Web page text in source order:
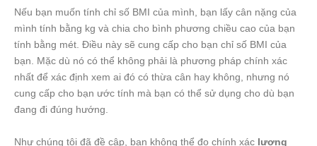
Nếu bạn muốn tính chỉ số BMI của mình, bạn lấy cân nặng của
mình tính bằng kg và chia cho bình phương chiều cao của bạn
tính bằng mét. Điều này sẽ cung cấp cho bạn chỉ số BMI của
bạn. Mặc dù nó có thể không phải là phương pháp chính xác
nhất để xác định xem ai đó có thừa cân hay không, nhưng nó
cung cấp cho bạn ước tính mà bạn có thể sử dụng cho dù bạn
đang đi đúng hướng.
Như chúng tôi đã đề cập, bạn không thể đo chính xác lượng